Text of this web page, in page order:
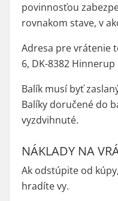
povinnosťou
rovnakom stave, v
Adresa pre vrátenie
6, DK-8382 Hinnerup
Balík musí byť
Balíky doručené do
vyzdvihnuté.
NÁKLADY NA
Ak odstúpite od
hradíte vy.